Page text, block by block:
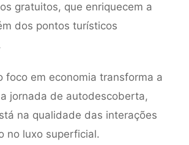
gratuitos, que enriquecem a
dos pontos turísticos
foco em economia transforma a
jornada de autodescoberta,
na qualidade das interações
no luxo superficial.